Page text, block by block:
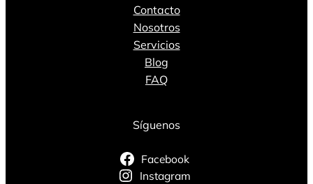
Contacto
Nosotros
Servicios
Blog
FAQ
Síguenos
Facebook
Instagram